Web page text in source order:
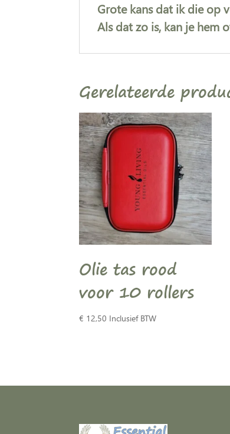
Grote kans dat ik die op
Als dat zo is, kan je hem
Gerelateerde
Olie tas rood
voor 10 rollers
€ 12,50 Inclusief BTW